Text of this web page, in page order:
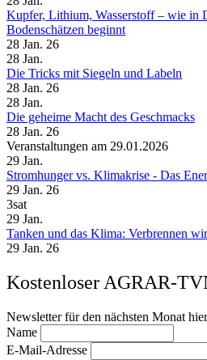
Kupfer, Lithium, Wasserstoff – wie in
Bodenschätzen beginnt
28 Jan. 26
28 Jan.
Die Tricks mit Siegeln und Labeln
28 Jan. 26
28 Jan.
Die geheime Macht des Geschmacks
28 Jan. 26
Veranstaltungen am 29.01.2026
29 Jan.
Stromhunger vs. Klimakrise - Das
29 Jan. 26
3sat
29 Jan.
Tanken und das Klima: Verbrennen
29 Jan. 26
Kostenloser AGRAR-
Newsletter für den nächsten Monat
Name
E-Mail-Adresse